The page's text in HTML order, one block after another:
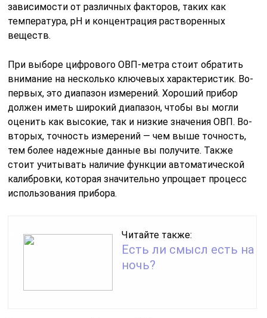
зависимости от различных факторов, таких как
температура, pH и концентрация растворенных
веществ.
При выборе цифрового ОВП-метра стоит обратить
внимание на несколько ключевых характеристик. Во-
первых, это диапазон измерений. Хороший прибор
должен иметь широкий диапазон, чтобы вы могли
оценить как высокие, так и низкие значения ОВП. Во-
вторых, точность измерений — чем выше точность,
тем более надежные данные вы получите. Также
стоит учитывать наличие функции автоматической
калибровки, которая значительно упрощает процесс
использования прибора.
Читайте также:
Есть ли смысл есть на
ночь?